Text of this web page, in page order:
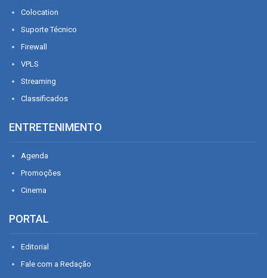
Colocation
Suporte Técnico
Firewall
VPLS
Streaming
Classificados
ENTRETENIMENTO
Agenda
Promoções
Cinema
PORTAL
Editorial
Fale com a Redação